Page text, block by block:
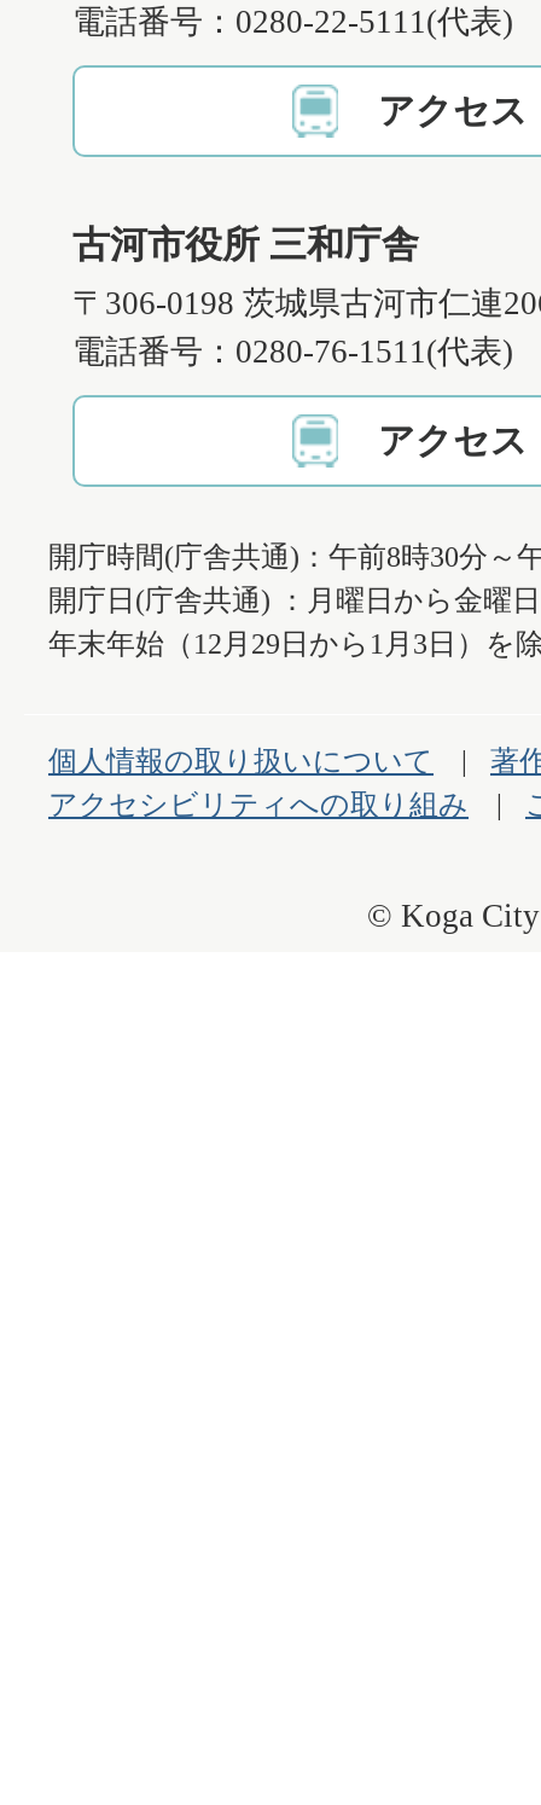
電話番号：0280-22-5111(代表)
アクセス
古河市役所 三和庁舎
〒306-0198 茨城県古河市仁連
電話番号：0280-76-1511(代表)
アクセス
開庁時間(庁舎共通)：午前8時30分～
開庁日(庁舎共通) ：月曜日から金曜
年末年始（12月29日から1月3日）を
個人情報の取り扱いについて
著
アクセシビリティへの取り組み
© Koga City